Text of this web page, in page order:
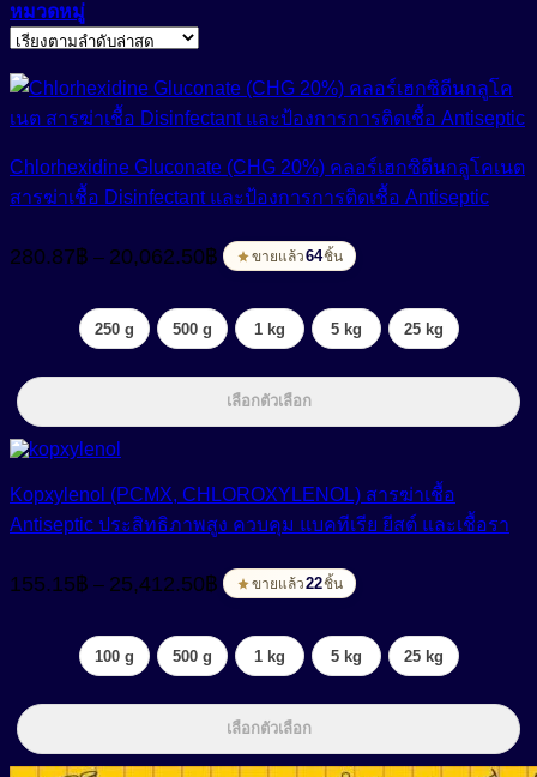
หมวดหมู่
Chlorhexidine Gluconate (CHG 20%) คลอร์เฮกซิดีนกลูโคเนต
สารฆ่าเชื้อ Disinfectant และป้องการการติดเชื้อ Antiseptic
280.87฿ – 20,062.50฿ range:
through
20,062.50฿
ขายแล้ว64ชิ้น
250 g 500 g 1 kg 5 kg 25 kg
เลือกตัวเลือก
Kopxylenol (PCMX, CHLOROXYLENOL) สารฆ่าเชื้อ
Antiseptic ประสิทธิภาพสูง ควบคุม แบคทีเรีย ยีสต์ และเชื้อรา
155.15฿ – 25,412.50฿ range:
through
25,412.50฿
ขายแล้ว22ชิ้น
100 g 500 g 1 kg 5 kg 25 kg
เลือกตัวเลือก